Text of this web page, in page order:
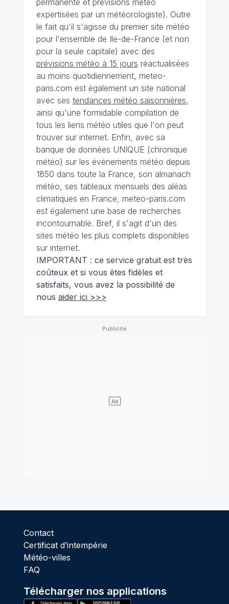
permanente et prévisions météo
expertisées par un météorologiste). Outre
le fait qu'il s'agisse du premier site météo
pour l'ensemble de Ile-de-France (et non
pour la seule capitale) avec des
prévisions météo à 15 jours réactualisées
au moins quotidiennement, meteo-
paris.com est également un site national
avec ses tendances météo saisonnières,
ainsi qu'une formidable compilation de
tous les liens météo utiles que l'on peut
trouver sur internet. Enfin, avec sa
banque de données UNIQUE (chronique
météo) sur les événements météo depuis
1850 dans toute la France, son almanach
météo, ses tableaux mensuels des aléas
climatiques en France, meteo-paris.com
est également une base de recherches
incontournable. Bref, il s'agit d'un des
sites météo les plus complets disponibles
sur internet.
IMPORTANT : ce service gratuit est très
coûteux et si vous êtes fidèles et
satisfaits, vous avez la possibilité de
nous aider ici >>>
Contact
Certificat d’intempérie
Météo-villes
FAQ
Télécharger nos applications